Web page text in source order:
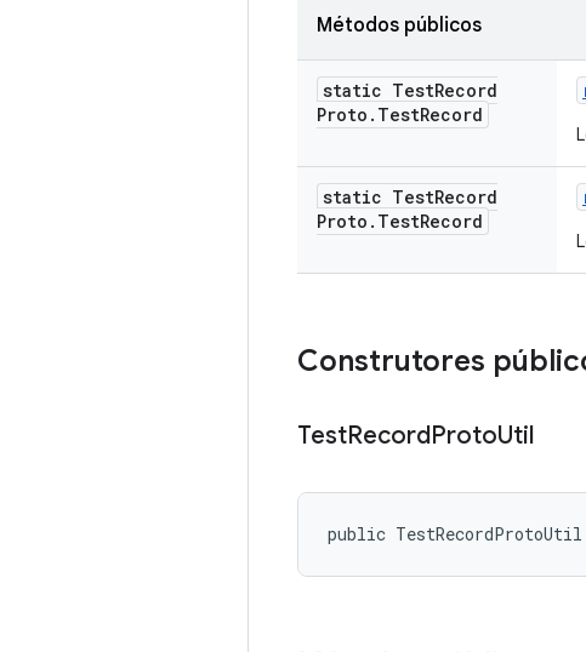
Métodos públicos
static TestRecord
Proto . TestRecord
static TestRecord
Proto . TestRecord
Construtores
TestRecordProtoUtil
public